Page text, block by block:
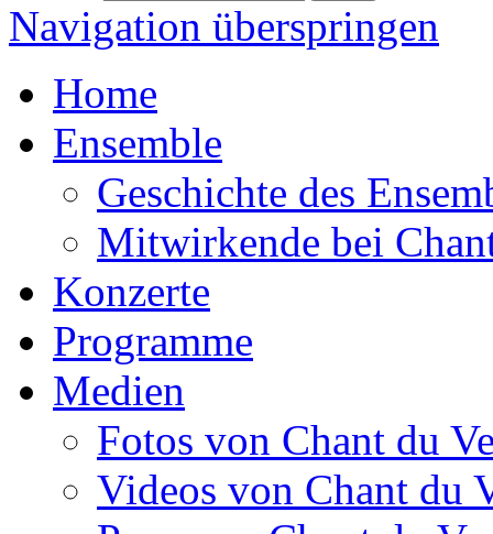
Navigation überspringen
Home
Ensemble
Geschichte des
Mitwirkende bei
Konzerte
Programme
Medien
Fotos von Chant du
Videos von Chant du